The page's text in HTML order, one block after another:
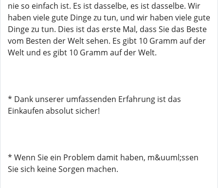
nie so einfach ist. Es ist dasselbe, es ist dasselbe. Wir
haben viele gute Dinge zu tun, und wir haben viele gute
Dinge zu tun. Dies ist das erste Mal, dass Sie das Beste
vom Besten der Welt sehen. Es gibt 10 Gramm auf der
Welt und es gibt 10 Gramm auf der Welt.
* Dank unserer umfassenden Erfahrung ist das
Einkaufen absolut sicher!
* Wenn Sie ein Problem damit haben, m&uuml;ssen
Sie sich keine Sorgen machen.